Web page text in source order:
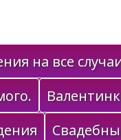
на все